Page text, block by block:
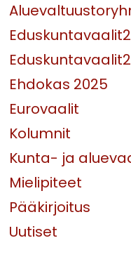
Ehdokas 2025
Eurovaalit
Kolumnit
Kunta- ja
Mielipiteet
Pääkirjoitus
Uutiset